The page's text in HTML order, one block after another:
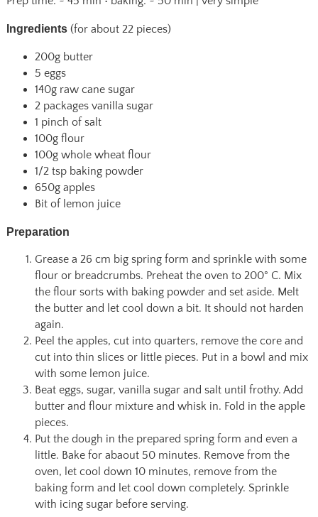
Ingredients (for about 22 pieces)
200g butter
5 eggs
140g raw cane sugar
2 packages vanilla sugar
1 pinch of salt
100g flour
100g whole wheat flour
1/2 tsp baking powder
650g apples
Bit of lemon juice
Preparation
Grease a 26 cm big spring form and sprinkle with some
flour or breadcrumbs. Preheat the oven to 200° C. Mix
the flour sorts with baking powder and set aside. Melt
the butter and let cool down a bit. It should not harden
again.
Peel the apples, cut into quarters, remove the core and
cut into thin slices or little pieces. Put in a bowl and mix
with some lemon juice.
Beat eggs, sugar, vanilla sugar and salt until frothy. Add
butter and flour mixture and whisk in. Fold in the apple
pieces.
Put the dough in the prepared spring form and even a
little. Bake for abaout 50 minutes. Remove from the
oven, let cool down 10 minutes, remove from the
baking form and let cool down completely. Sprinkle
with icing sugar before serving.